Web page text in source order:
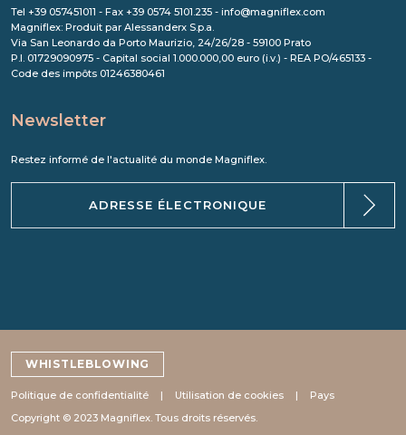
Tel +39 057451011 - Fax +39 0574 5101.235 - info@magniflex.com
Magniflex: Produit par Alessanderx S.p.a.
Via San Leonardo da Porto Maurizio, 24/26/28 - 59100 Prato
P.I. 01729090975 - Capital social 1.000.000,00 euro (i.v.) - REA PO/465133 -
Code des impôts 01246380461
Newsletter
Restez informé de l'actualité du monde Magniflex.
WHISTLEBLOWING
Politique de confidentialité Utilisation de cookies
Pays
Copyright © 2023 Magniflex. Tous droits réservés.